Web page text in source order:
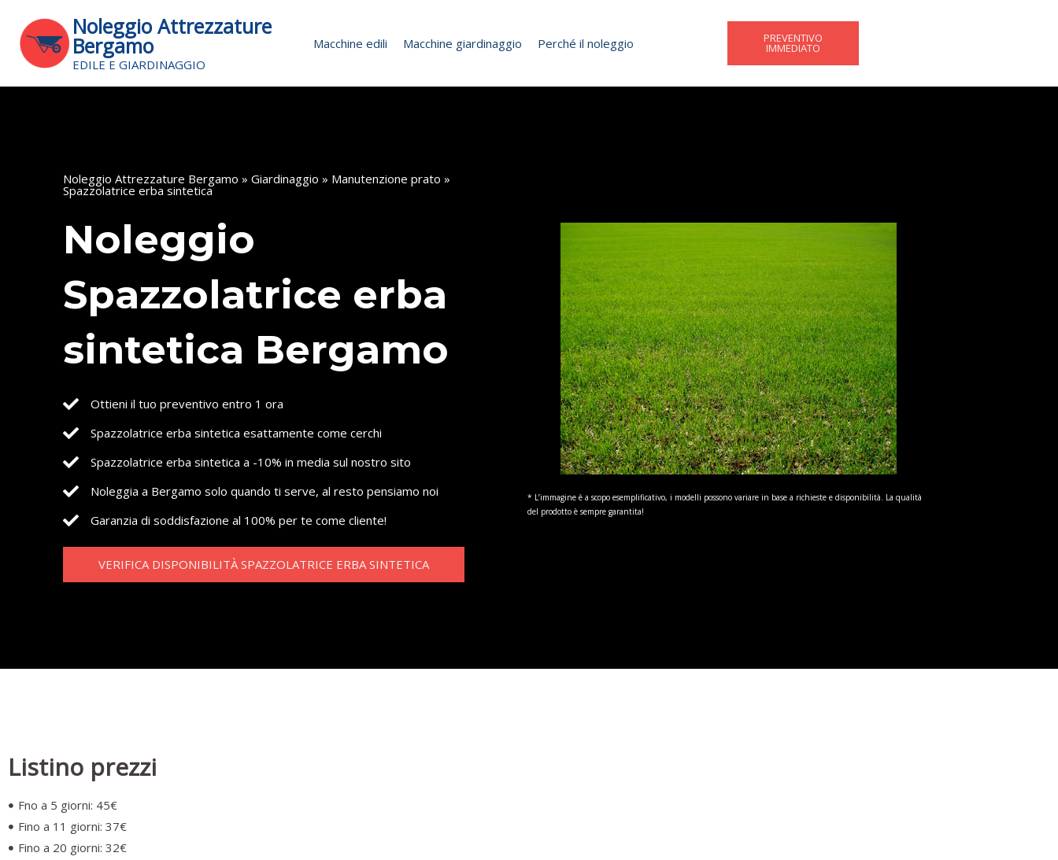
contenuto
Noleggio Attrezzature
Bergamo
EDILE E GIARDINAGGIO
Macchine edili Macchine giardinaggio Perché il noleggio PREVENTIVO
IMMEDIATO
Noleggio Attrezzature Bergamo » Giardinaggio » Manutenzione prato »
Spazzolatrice erba sintetica
Noleggio
Spazzolatrice erba
sintetica Bergamo
Ottieni il tuo preventivo entro 1 ora
Spazzolatrice erba sintetica esattamente come cerchi
Spazzolatrice erba sintetica a -10% in media sul nostro sito
Noleggia a Bergamo solo quando ti serve, al resto pensiamo noi
Garanzia di soddisfazione al 100% per te come cliente!
VERIFICA DISPONIBILITÀ SPAZZOLATRICE ERBA SINTETICA
* L’immagine è a scopo esemplificativo, i modelli possono variare in base a richieste e disponibilità. La qualità
del prodotto è sempre garantita!
Listino prezzi
Fno a 5 giorni: 45€
Fino a 11 giorni: 37€
Fino a 20 giorni: 32€